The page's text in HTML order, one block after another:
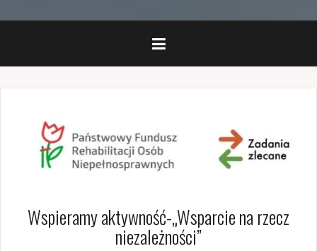
Wspieramy aktywność-„Wsparcie na rzecz
niezależności”